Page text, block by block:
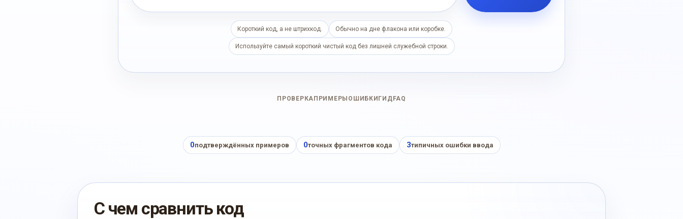
Короткий код, а не штрихкод. Обычно на дне флакона или коробке.
Используйте самый короткий чистый код без лишней служебной строки.
ПРОВЕРКА ПРИМЕРЫ ОШИБКИ ГИД FAQ
0подтверждённых примеров 0точных фрагментов кода 3типичных ошибки ввода
С чем сравнить код